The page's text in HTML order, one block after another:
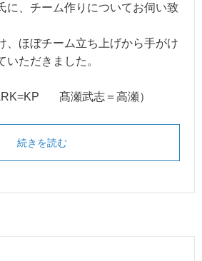
に、チーム作りについてお伺い致
、ほぼチーム立ち上げから手がけ
いただきました。
髙瀬武志＝高瀬）
続きを読む